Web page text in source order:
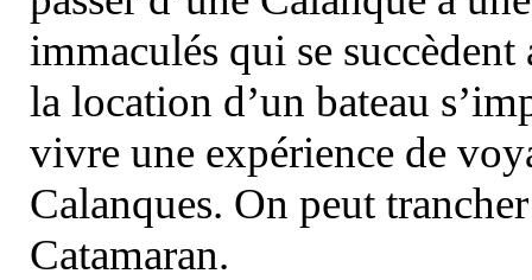
immaculés qui se
la location d’un bateau
vivre une expérience de
Calanques. On peut
Catamaran.